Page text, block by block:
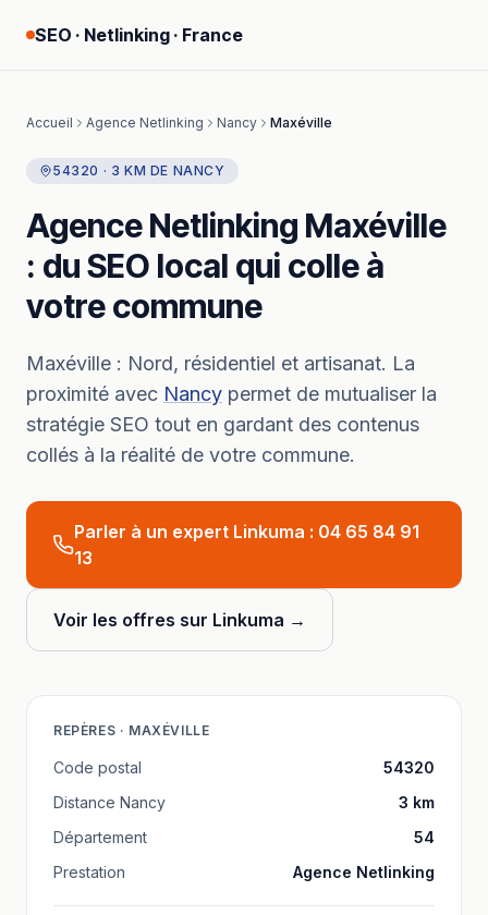
SEO · Netlinking · France
Accueil Agence Netlinking Nancy Maxéville
54320 · 3 KM DE NANCY
Agence Netlinking Maxéville
: du SEO local qui colle à
votre commune
Maxéville : Nord, résidentiel et artisanat. La
proximité avec Nancy permet de mutualiser la
stratégie SEO tout en gardant des contenus
collés à la réalité de votre commune.
Parler à un expert Linkuma : 04 65 84 91
13
Voir les offres sur Linkuma →
REPÈRES · MAXÉVILLE
Code postal
54320
Distance Nancy 3 km
Département
54
Prestation
Agence Netlinking